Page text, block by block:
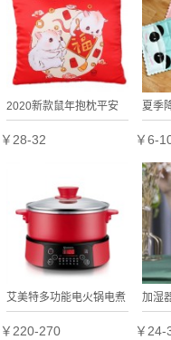
2020新款鼠年抱枕平安
人寿各大保险开门红抱枕
￥28-32
夏季
￥6-
艾美特多功能电火锅电煮
锅 EP3001-02定制公司
￥220-270
加湿
学生
￥24-